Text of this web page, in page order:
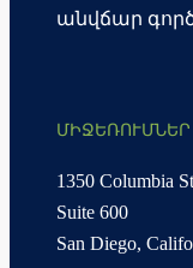
անվճար
ՄԻՋԵՌՈՒՄՆԵՐ
1350 Columbia
Suite 600
San Diego,